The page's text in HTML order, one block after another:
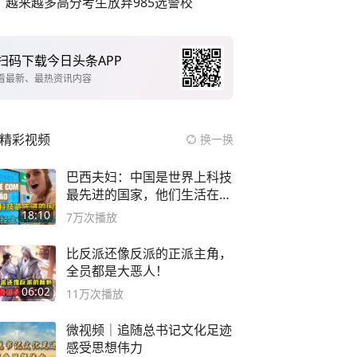
码下载今日头条APP
最新、最热资讯内容
精彩视频 换一换
18:10
巴西夫妇：中国是世界上科技
最先进的国家，他们生活在
2999年
7万次播放
06:02
比反派还像反派的正派主角，
全员都是大恶人！
11万次播放
微视频｜追随总书记文化足迹
感受思想伟力